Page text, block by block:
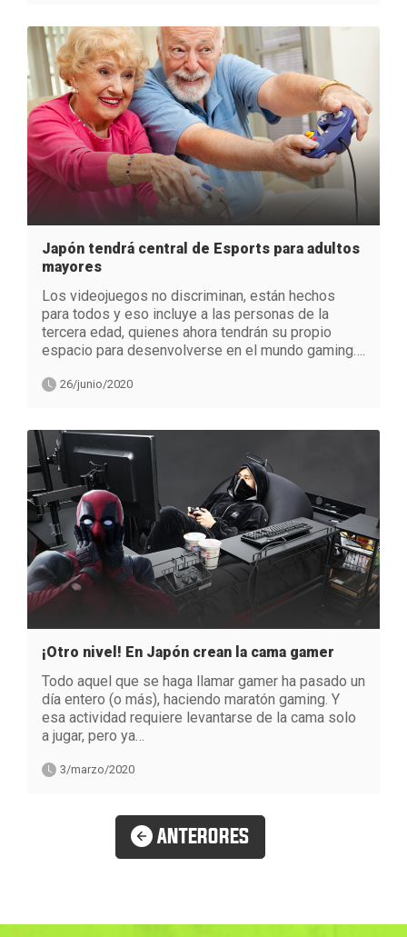
Japón tendrá central de Esports para adultos
mayores
Los videojuegos no discriminan, están hechos
para todos y eso incluye a las personas de la
tercera edad, quienes ahora tendrán su propio
espacio para desenvolverse en el mundo gaming….
26/junio/2020
¡Otro nivel! En Japón crean la cama gamer
Todo aquel que se haga llamar gamer ha pasado un
día entero (o más), haciendo maratón gaming. Y
esa actividad requiere levantarse de la cama solo
a jugar, pero ya…
3/marzo/2020
ANTERORES